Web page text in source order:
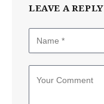
LEAVE A REPLY